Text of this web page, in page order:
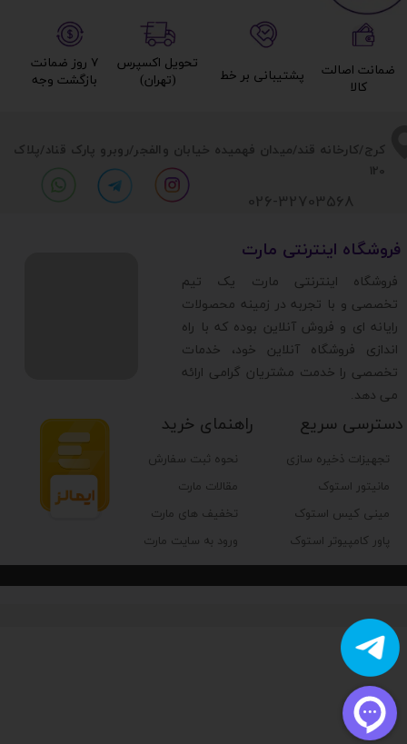
​​کرج/کارخانه قند/میدان فهمیده خیابان والفجر/روبرو پارک قناد/پلاک
120
تجهیزات ذخیره سازی
مانیتور استوک
مینی کیس استوک
پاور کامپیوتر استوک
دسترسی سریع راهنمای خرید
نحوه ثبت سفارش
مقالات مارت
تخفیف های مارت
ورود به سایت مارت
​فروشگاه اینترنتی مارت
​فروشگاه اینترنتی مارت یک تیم
تخصصی و با تجربه در زمینه محصولات
رایانه ای و فروش آنلاین بوده که با راه
اندازی فروشگاه آنلاین خود، خدمات
تخصصی را خدمت مشتریان گرامی ارائه
می دهد.
026-32703568
۷ روز ضمانت
بازگشت وجه​​​​​​​
تحویل اکسپرس
(تهران)​​​​​​​
پشتیبانی بر خط​​​​​​​
ضمانت اصالت
کالا​​​​​​​